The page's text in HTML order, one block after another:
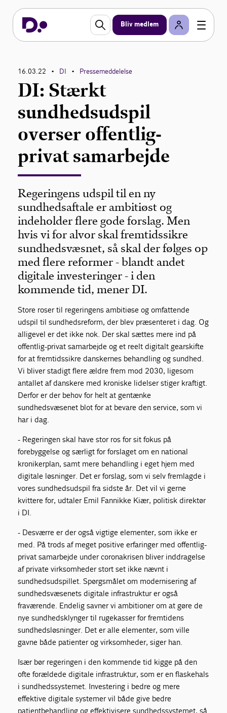
Bliv medlem
16.03.22 • DI • Pressemeddelelse
DI: Stærkt
sundhedsudspil
overser offentlig-
privat samarbejde
Regeringens udspil til en ny
sundhedsaftale er ambitiøst og
indeholder flere gode forslag. Men
hvis vi for alvor skal fremtidssikre
sundhedsvæsnet, så skal der følges op
med flere reformer - blandt andet
digitale investeringer - i den
kommende tid, mener DI.
Store roser til regeringens ambitiøse og omfattende
udspil til sundhedsreform, der blev præsenteret i dag. Og
alligevel er det ikke nok. Der skal sættes mere ind på
offentlig-privat samarbejde og et reelt digitalt gearskifte
for at fremtidssikre danskernes behandling og sundhed.
Vi bliver stadigt flere ældre frem mod 2030, ligesom
antallet af danskere med kroniske lidelser stiger kraftigt.
Derfor er der behov for helt at gentænke
sundhedsvæsenet blot for at bevare den service, som vi
har i dag.
- Regeringen skal have stor ros for sit fokus på
forebyggelse og særligt for forslaget om en national
kronikerplan, samt mere behandling i eget hjem med
digitale løsninger. Det er forslag, som vi selv fremlagde i
vores sundhedsudspil fra sidste år. Det vil vi gerne
kvittere for, udtaler Emil Fannikke Kiær, politisk direktør
i DI.
- Desværre er der også vigtige elementer, som ikke er
med. På trods af meget positive erfaringer med offentlig-
privat samarbejde under coronakrisen bliver inddragelse
af private virksomheder stort set ikke nævnt i
sundhedsudspillet. Spørgsmålet om modernisering af
sundhedsvæsenets digitale infrastruktur er også
fraværende. Endelig savner vi ambitioner om at gøre de
nye sundhedsklynger til rugekasser for fremtidens
sundhedsløsninger. Det er alle elementer, som ville
gavne både patienter og virksomheder, siger han.
Især bør regeringen i den kommende tid kigge på den
ofte forældede digitale infrastruktur, som er en flaskehals
i sundhedssystemet. Investering i bedre og mere
effektive digitale systemer vil både give bedre
patientbehandling og effektivisere sundhedssystemet, så